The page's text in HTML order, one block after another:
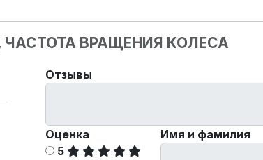
ЧАСТОТА ВРАЩЕНИЯ КОЛЕСА
Отзывы
Оценка
5
Имя и фамилия